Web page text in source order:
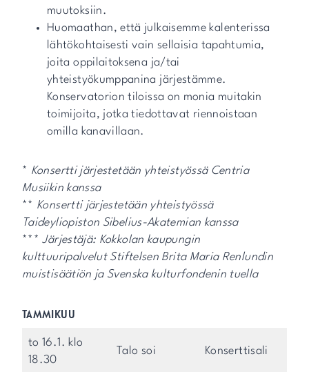
muutoksiin.
Huomaathan, että julkaisemme kalenterissa
lähtökohtaisesti vain sellaisia tapahtumia,
joita oppilaitoksena ja/tai
yhteistyökumppanina järjestämme.
Konservatorion tiloissa on monia muitakin
toimijoita, jotka tiedottavat riennoistaan
omilla kanavillaan.
* Konsertti järjestetään yhteistyössä Centria
Musiikin kanssa
** Konsertti järjestetään yhteistyössä
Taideyliopiston Sibelius-Akatemian kanssa
***Järjestäjä: Kokkolan kaupungin
kulttuuripalvelut Stiftelsen Brita Maria Renlundin
muistisäätiön ja Svenska kulturfondenin tuella
TAMMIKUU
to 16.1. klo
18.30
Talo soi Konserttisali